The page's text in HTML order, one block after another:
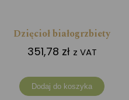
Dzięcioł białogrzbiety
351,78 zł z VAT
Dodaj do koszyka